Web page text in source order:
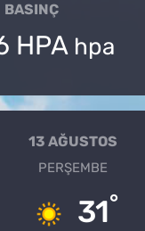
BASINÇ
HPA hpa
13 AĞUSTOS
PERŞEMBE
31°